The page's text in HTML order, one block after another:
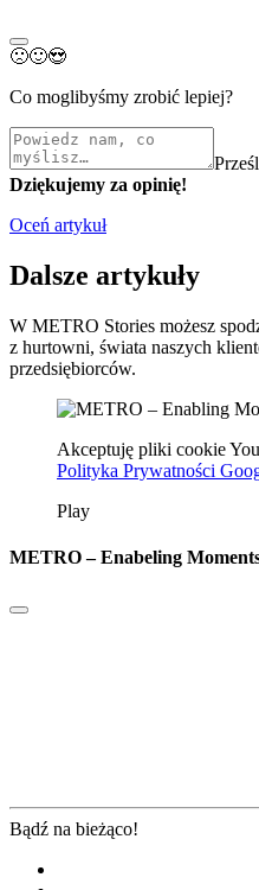
🙁🙂😍
Co moglibyśmy zrobić lepiej?
Dziękujemy za opinię!
Oceń artykuł
Dalsze artykuły
W METRO Stories możesz
z hurtowni, świata naszych
przedsiębiorców.
Akceptuję pliki cookie
Polityka Prywatności
Play
METRO – Enabeling
Bądź na bieżąco!